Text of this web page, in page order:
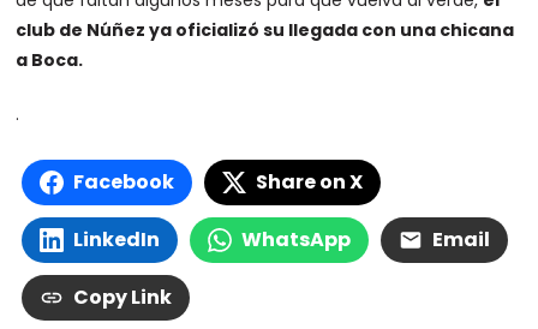
club de Núñez ya oficializó su llegada con una chicana
a Boca.
.
Facebook Share on X
LinkedIn WhatsApp Email
Copy Link